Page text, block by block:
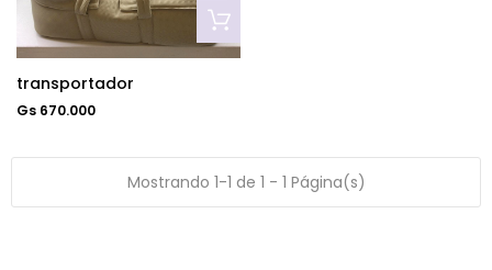
transportador
Gs 670.000
Mostrando 1-1 de 1 - 1 Página(s)